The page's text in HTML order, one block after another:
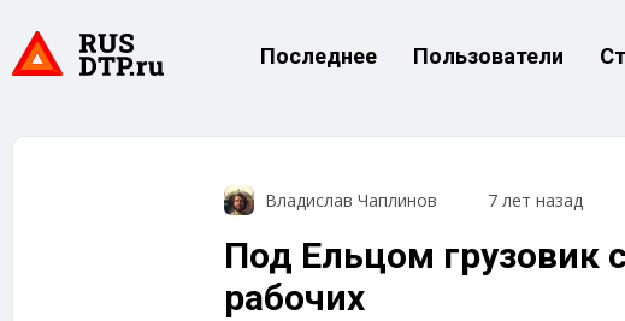
Последнее Пользователи
Владислав Чаплинов 7 лет назад
Под Ельцом грузовик
рабочих